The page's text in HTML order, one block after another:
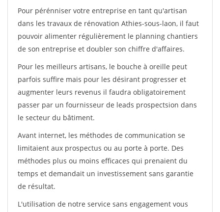
Pour pérénniser votre entreprise en tant qu'artisan
dans les travaux de rénovation Athies-sous-laon, il faut
pouvoir alimenter régulièrement le planning chantiers
de son entreprise et doubler son chiffre d'affaires.
Pour les meilleurs artisans, le bouche à oreille peut
parfois suffire mais pour les désirant progresser et
augmenter leurs revenus il faudra obligatoirement
passer par un fournisseur de leads prospectsion dans
le secteur du bâtiment.
Avant internet, les méthodes de communication se
limitaient aux prospectus ou au porte à porte. Des
méthodes plus ou moins efficaces qui prenaient du
temps et demandait un investissement sans garantie
de résultat.
L'utilisation de notre service sans engagement vous